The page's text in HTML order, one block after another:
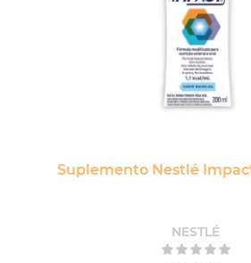
Suplemento Nestlé
NESTLÉ